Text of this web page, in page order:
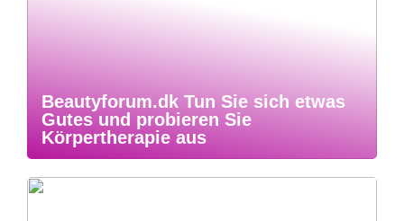
Beautyforum.dk Tun Sie sich etwas
Gutes und probieren Sie
Körpertherapie aus